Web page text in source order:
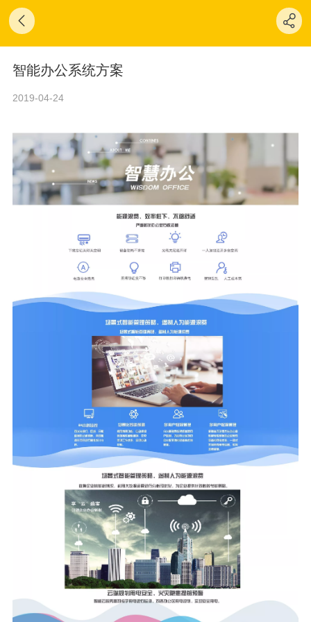
智能办公系统方案
2019-04-24